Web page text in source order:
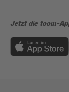
Jetzt die toom-